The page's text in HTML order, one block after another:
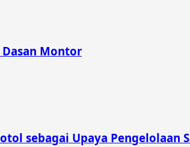
Dasan Montor
sebagai Upaya Pengelolaan